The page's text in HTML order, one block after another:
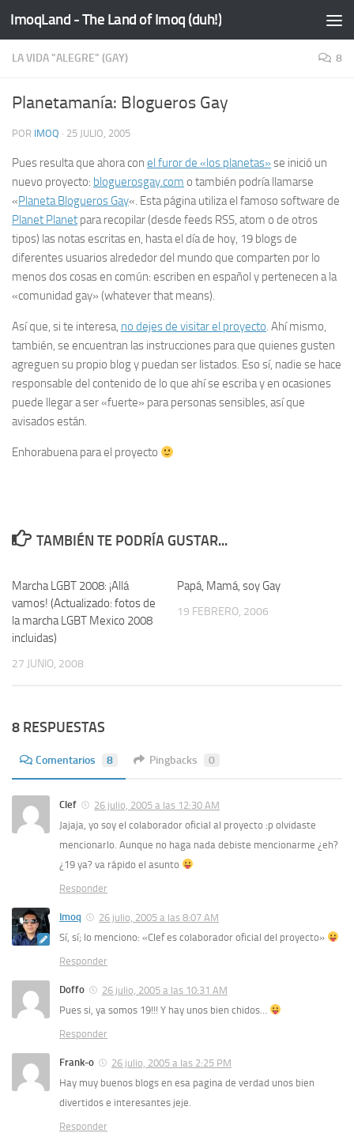
Saltar al contenido
ImoqLand - The Land of Imoq (duh!)
LA VIDA "ALEGRE" (GAY) 8
Planetamanía: Blogueros Gay
POR IMOQ · 25 JULIO, 2005
Pues resulta que ahora con el furor de «los planetas» se inició un
nuevo proyecto: bloguerosgay.com o también podría llamarse
«Planeta Blogueros Gay«. Esta página utiliza el famoso software de
Planet Planet para recopilar (desde feeds RSS, atom o de otros
tipos) las notas escritas en, hasta el día de hoy, 19 blogsde
diferentes usuarios alrededor del mundo que comparten por lo
menos dos cosas en común: escriben en español y pertenecen a la
«comunidad gay» (whatever that means).
Así que, si te interesa, no dejes de visitar el proyecto. Ahí mismo,
también, se encuentran las instrucciones para que quienes gusten
agreguen su propio blogy puedan ser listados. Eso sí, nadie se hace
responsable del contenido de lo que ahí se escriba y en ocasiones
puede llegar a ser «fuerte» para personas sensibles, así que
avisados están.
Enhorabuena para el proyecto
TAMBIÉN TE PODRÍA GUSTAR...
Marcha LGBT 2008: ¡Allá
vamos! (Actualizado: fotos de
la marcha LGBT Mexico 2008
incluidas)
27 JUNIO, 2008
Papá, Mamá, soy Gay
19 FEBRERO, 2006
8 RESPUESTAS
Comentarios 8 Pingbacks 0
Clef
26 julio, 2005 a las 12:30 AM
Jajaja, yo soy el colaborador oficial al proyecto :p olvidaste
mencionarlo. Aunque no haga nada debiste mencionarme ¿eh?
¿19 ya? va rápido el asunto
Responder
Imoq
26 julio, 2005 a las 8:07 AM
Sí, sí; lo menciono: «Clef es colaborador oficial del proyecto»
Responder
Doffo
26 julio, 2005 a las 10:31 AM
Pues si, ya somos 19!!! Y hay unos bien chidos…
Responder
Frank-o
26 julio, 2005 a las 2:25 PM
Hay muy buenos blogs en esa pagina de verdad unos bien
divertidos e interesantes jeje.
Responder